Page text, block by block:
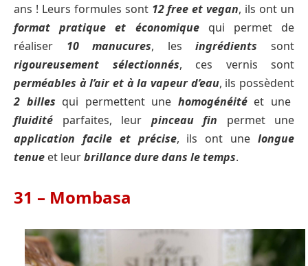
ans ! Leurs formules sont 12 free et vegan, ils ont un
format pratique et économiquequi permet de
réaliser 10 manucures, lesingrédients sont
rigoureusement sélectionnés, ces vernis sont
perméables à l’air et à la vapeur d’eau, ils possèdent
2 billes qui permettent une homogénéitéet une
fluidité parfaites, leur pinceau fin permet une
application facile et précise, ils ont unelongue
tenue et leurbrillance dure dans le temps.
31 – Mombasa